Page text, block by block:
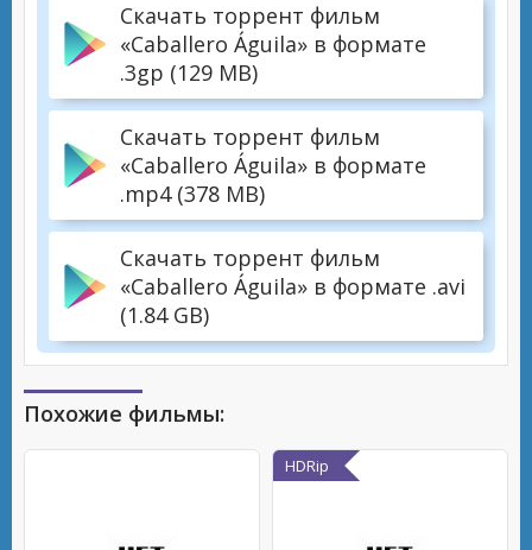
Скачать торрент фильм
«Caballero Águila» в формате
.3gp (129 MB)
Скачать торрент фильм
«Caballero Águila» в формате
.mp4 (378 MB)
Скачать торрент фильм
«Caballero Águila» в формате .avi
(1.84 GB)
Похожие фильмы:
HDRip